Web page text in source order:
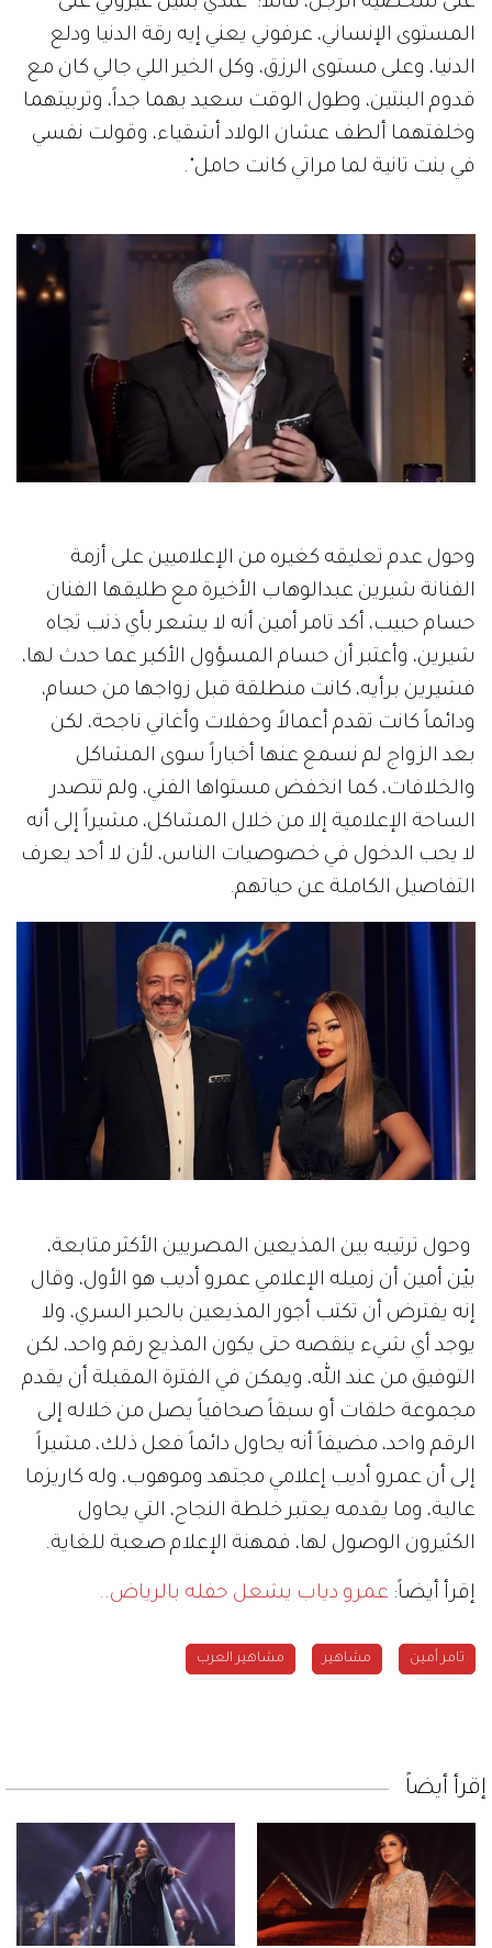
المستوى الإنساني، عرفوني يعني إيه رقة الدنيا ودلع
الدنيا، وعلى مستوى الرزق، وكل الخير اللي جالي كان مع
قدوم البنتين، وطول الوقت سعيد بهما جداً، وتربيتهما
وخلفتهما ألطف عشان الولاد أشقياء، وقولت نفسي
في بنت تانية لما مراتي كانت حامل".
وحول عدم تعليقه كغيره من الإعلاميين على أزمة
الفنانة شيرين عبدالوهاب الأخيرة مع طليقها الفنان
حسام حبيب، أكد تامر أمين أنه لا يشعر بأي ذنب تجاه
شيرين، وأعتبر أن حسام المسؤول الأكبر عما حدث لها،
فشيرين برأيه، كانت منطلقة قبل زواجها من حسام،
ودائماً كانت تقدم أعمالاً وحفلات وأغاني ناجحة، لكن
بعد الزواج لم نسمع عنها أخباراً سوى المشاكل
والخلافات، كما انخفض مستواها الفني، ولم تتصدر
الساحة الإعلامية إلا من خلال المشاكل، مشيراً إلى أنه
لا يحب الدخول في خصوصيات الناس، لأن لا أحد يعرف
التفاصيل الكاملة عن حياتهم.
وحول ترتيبه بين المذيعين المصريين الأكثر متابعة،
بيّن أمين أن زميله الإعلامي عمرو أديب هو الأول، وقال
إنه يفترض أن تكتب أجور المذيعين بالحبر السري، ولا
يوجد أي شيء ينقصه حتى يكون المذيع رقم واحد، لكن
التوفيق من عند الله، ويمكن في الفترة المقبلة أن يقدم
مجموعة حلقات أو سبقاً صحافياً يصل من خلاله إلى
الرقم واحد، مضيفاً أنه يحاول دائماً فعل ذلك، مشيراً
إلى أن عمرو أديب إعلامي مجتهد وموهوب، وله كاريزما
عالية، وما يقدمه يعتبر خلطة النجاح، التي يحاول
الكثيرون الوصول لها، فمهنة الإعلام صعبة للغاية.
إقرأ أيضاً: عمرو دياب يشعل حفله بالرياض..
تامر أمين مشاهير مشاهير العرب
إقرأ أيضاً